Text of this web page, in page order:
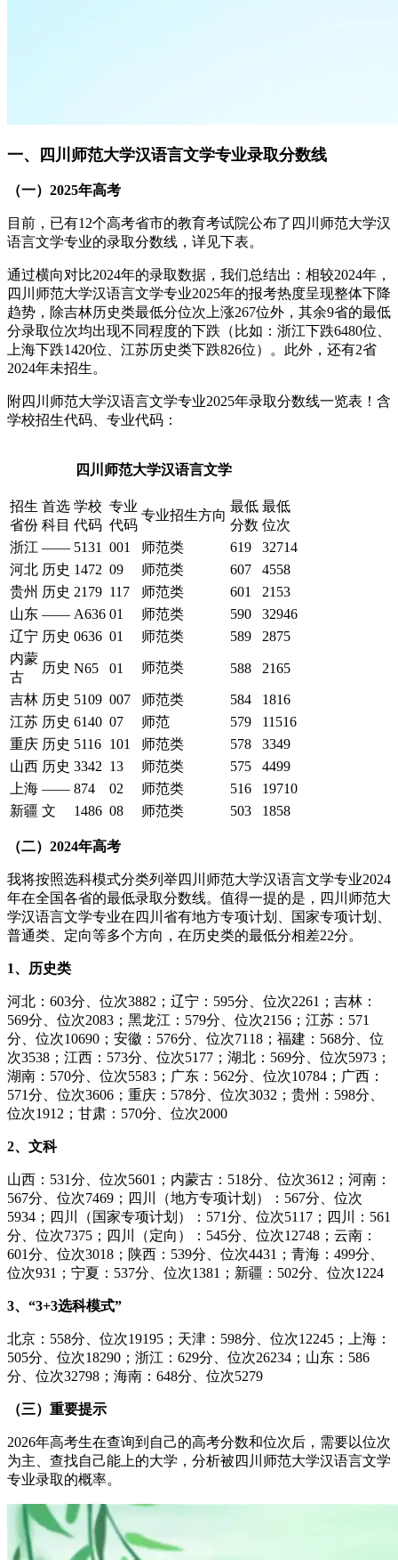
一、四川师范大学汉语言文学专业录取分数线
（一）2025年高考
目前，已有12个高考省市的教育考试院公布了四川师范大学汉
语言文学专业的录取分数线，详见下表。
通过横向对比2024年的录取数据，我们总结出：相较2024年，
四川师范大学汉语言文学专业2025年的报考热度呈现整体下降
趋势，除吉林历史类最低分位次上涨267位外，其余9省的最低
分录取位次均出现不同程度的下跌（比如：浙江下跌6480位、
上海下跌1420位、江苏历史类下跌826位）。此外，还有2省
2024年未招生。
附四川师范大学汉语言文学专业2025年录取分数线一览表！含
学校招生代码、专业代码：
四川师范大学汉语言文学
招生
省份
首选
科目
学校
代码
专业
代码
专业招生方向
最低
分数
最低
位次
浙江 —— 5131 001 师范类 619
32714
河北 历史 1472 09 师范类 607
4558
贵州 历史 2179 117 师范类 601
2153
山东 —— A636 01 师范类 590
32946
辽宁 历史 0636 01 师范类 589
2875
内蒙
古
历史 N65 01 师范类 588 2165
吉林 历史 5109 007 师范类 584
1816
江苏 历史 6140 07 师范 579
11516
重庆 历史 5116 101 师范类 578
3349
山西 历史 3342 13 师范类 575
4499
上海 —— 874 02 师范类 516
19710
新疆 文 1486 08 师范类 503 1858
（二）2024年高考
我将按照选科模式分类列举四川师范大学汉语言文学专业2024
年在全国各省的最低录取分数线。值得一提的是，四川师范大
学汉语言文学专业在四川省有地方专项计划、国家专项计划、
普通类、定向等多个方向，在历史类的最低分相差22分。
1、历史类
河北：603分、位次3882；辽宁：595分、位次2261；吉林：
569分、位次2083；黑龙江：579分、位次2156；江苏：571
分、位次10690；安徽：576分、位次7118；福建：568分、位
次3538；江西：573分、位次5177；湖北：569分、位次5973；
湖南：570分、位次5583；广东：562分、位次10784；广西：
571分、位次3606；重庆：578分、位次3032；贵州：598分、
位次1912；甘肃：570分、位次2000
2、文科
山西：531分、位次5601；内蒙古：518分、位次3612；河南：
567分、位次7469；四川（地方专项计划）：567分、位次
5934；四川（国家专项计划）：571分、位次5117；四川：561
分、位次7375；四川（定向）：545分、位次12748；云南：
601分、位次3018；陕西：539分、位次4431；青海：499分、
位次931；宁夏：537分、位次1381；新疆：502分、位次1224
3、“3+3选科模式”
北京：558分、位次19195；天津：598分、位次12245；上海：
505分、位次18290；浙江：629分、位次26234；山东：586
分、位次32798；海南：648分、位次5279
（三）重要提示
2026年高考生在查询到自己的高考分数和位次后，需要以位次
为主、查找自己能上的大学，分析被四川师范大学汉语言文学
专业录取的概率。